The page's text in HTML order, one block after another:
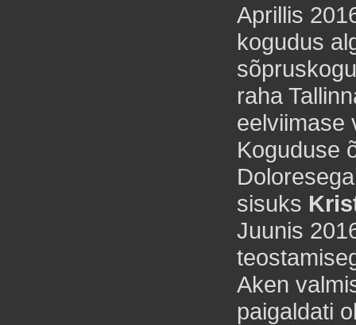
Aprillis
kogudus
raha
eelviimase
Koguduse
sisuks
Juunis
Aken
paigaldati